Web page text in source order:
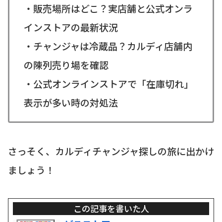
・販売場所はどこ？実店舗と公式オンラ
インストアの最新状況
・チャンジャは冷蔵品？カルディ店舗内
の陳列売り場を確認
・公式オンラインストアで「在庫切れ」
表示が多い時の対処法
さっそく、カルディチャンジャ探しの旅に出かけ
ましょう！
この記事を書いた人